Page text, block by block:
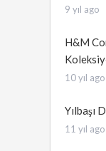
9 yıl ago
H&M
10 yıl ago
Yılbaşı
11 yıl ago